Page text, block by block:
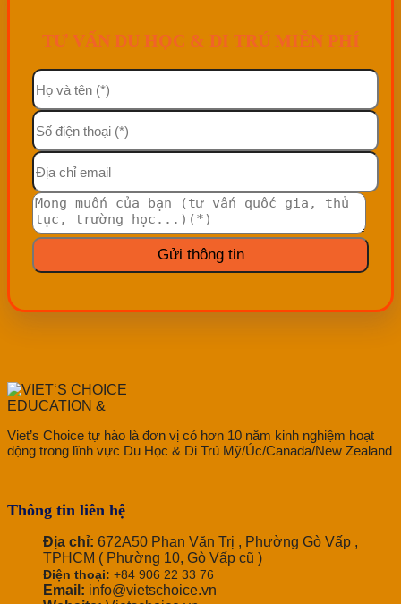
TƯ VẤN DU HỌC & DI TRÚ MIỄN PHÍ
Viet’s Choice tự hào là đơn vị có hơn 10 năm kinh nghiệm hoạt
động trong lĩnh vực Du Học & Di Trú Mỹ/Úc/Canada/New Zealand
Thông tin liên hệ
Địa chỉ: 672A50 Phan Văn Trị , Phường Gò Vấp ,
TPHCM ( Phường 10, Gò Vấp cũ )
Điện thoại: +84 906 22 33 76
Email: info@vietschoice.vn